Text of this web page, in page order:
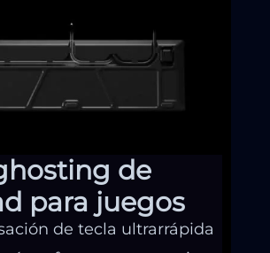
de
para juegos
de tecla ultrarrápida